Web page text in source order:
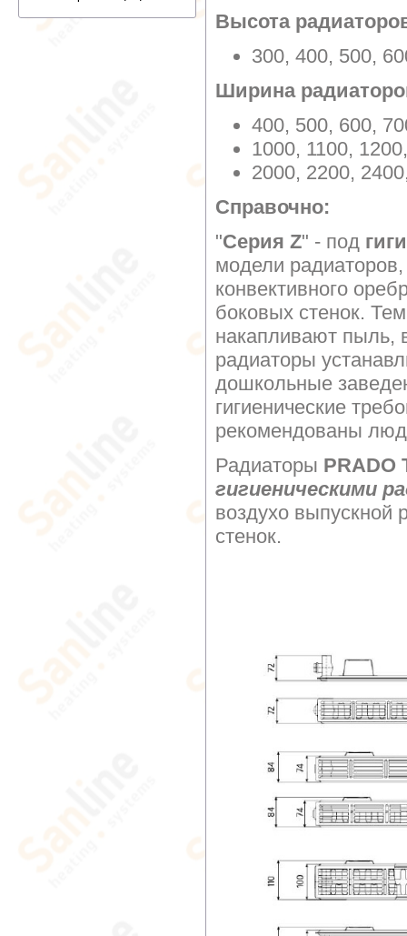
Высота
300, 400, 500,
Ширина
400, 500, 600,
1000, 1100,
2000, 2200,
Справочно:
"Серия Z" - под
модели
конвективного
боковых стенок.
накапливают пыль,
радиаторы
дошкольные
гигиенические
рекомендованы
Радиаторы PRADO
гигиеническими
воздухо выпускной
стенок.